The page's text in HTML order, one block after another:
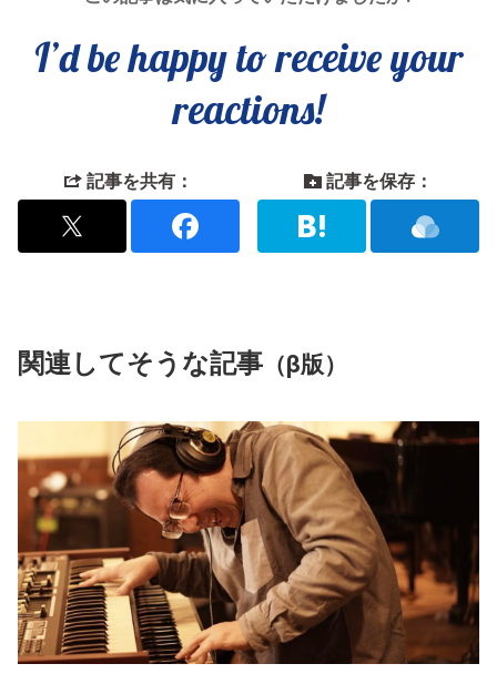
I’d be happy to receive your
reactions!
記事を共有： 記事を保存：
関連してそうな記事 （β版）